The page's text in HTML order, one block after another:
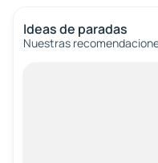
Ideas de paradas
Nuestras